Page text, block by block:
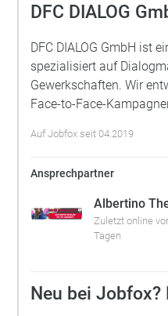
DFC DIALOG
DFC DIALOG GmbH ist
spezialisiert auf
Gewerkschaften. Wir
Face-to-Face-
Auf Jobfox seit 04.2019
Ansprechpartner
Albertino
Zuletzt online
Tagen
Neu bei Jobfox?